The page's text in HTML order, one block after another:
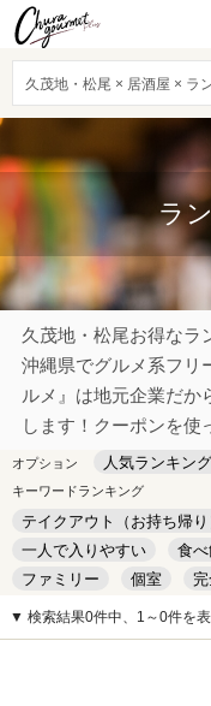
久茂地・松尾 × 居酒屋 × ラ
ラ
久茂地・松尾お得なラ
沖縄県でグルメ系フリ
ルメ』は地元企業だか
します！クーポンを使
オプション 人気ランキン
キーワードランキング
テイクアウト（お持ち帰り
一人で入りやすい
食
ファミリー
個室
キッズルーム
安い
▼ 検索結果0件中、1～0件を表